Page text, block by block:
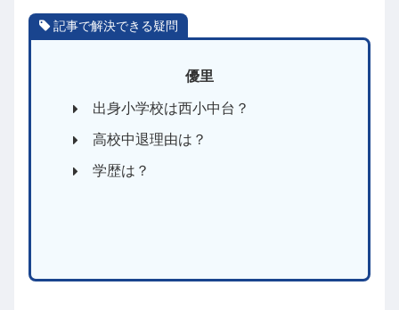
記事で解決できる疑問
優里
出身小学校は西小中台？
高校中退理由は？
学歴は？